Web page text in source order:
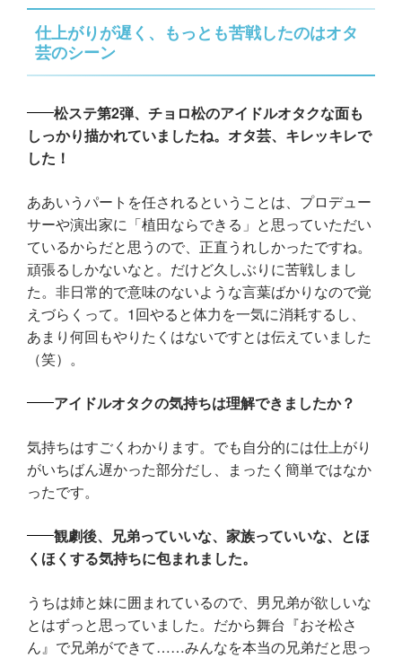
仕上がりが遅く、もっとも苦戦したのはオタ
芸のシーン
松ステ第2弾、チョロ松のアイドルオタクな面も
しっかり描かれていましたね。オタ芸、キレッキレで
した！
ああいうパートを任されるということは、プロデュー
サーや演出家に「植田ならできる」と思っていただい
ているからだと思うので、正直うれしかったですね。
頑張るしかないなと。だけど久しぶりに苦戦しまし
た。非日常的で意味のないような言葉ばかりなので覚
えづらくって。1回やると体力を一気に消耗するし、
あまり何回もやりたくはないですとは伝えていました
（笑）。
アイドルオタクの気持ちは理解できましたか？
気持ちはすごくわかります。でも自分的には仕上がり
がいちばん遅かった部分だし、まったく簡単ではなか
ったです。
観劇後、兄弟っていいな、家族っていいな、とほ
くほくする気持ちに包まれました。
うちは姉と妹に囲まれているので、男兄弟が欲しいな
とはずっと思っていました。だから舞台『おそ松さ
ん』で兄弟ができて……みんなを本当の兄弟だと思っ